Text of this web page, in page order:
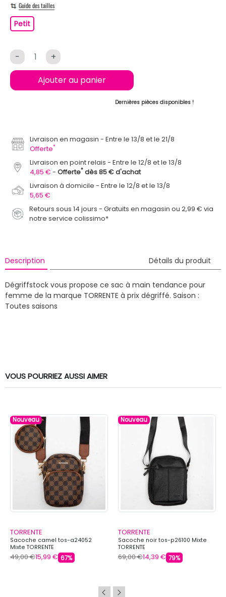
Guide des tailles
PetitPetit
- +
Ajouter au panier
Dernières pièces disponibles !
Livraison en magasin
Entre le 13/8 et le 21/8
Offerte*
Livraison en point relais
Entre le 12/8 et le 13/8
4,85 €
Offerte* dès 85 € d'achat
Livraison à domicile
Entre le 12/8 et le 13/8
5,65 €
Retours sous 14 jours - Gratuits en magasin ou 2,99 € via
notre service colissimo*
Description Détails du produit
Dégriffstock vous propose ce sac à main tendance pour
femme de la marque TORRENTE à prix dégriffé. Saison :
Toutes saisons
VOUS POURRIEZ AUSSI AIMER
Nouveau
TORRENTE
Sacoche camel tos-a24052
Mixte TORRENTE
49,00 €15,99 € 67%
Nouveau
TORRENTE
Sacoche noir tos-p26100 Mixte
TORRENTE
69,00 €14,39 € 79%